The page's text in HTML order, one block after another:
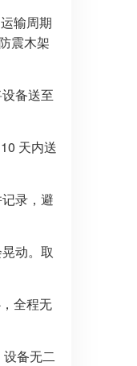
输周期
震木架
备送至
天内送
录，避
动。取
全程无
备无二